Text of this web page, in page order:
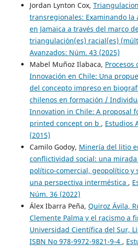
Jordan Lynton Cox,
transregionales: Examinando
en Jamaica a través del marco
triangulación(es) racial(es)
Avanzados: Núm. 43 (2025)
Mabel Muñoz Ilabaca,
Innovación en Chile: Una
del concepto impreso en
chilenos en formación /
Innovation in Chile: A proposal
printed concept on b , Estudios
(2015)
Camilo Godoy, Minería del litio
conflictividad social: una
político-comercial, geopolítico y
una perspectiva interméstica ,
Núm. 36 (2022)
Álex Ibarra Peña, Quiroz Ávila,
Clemente Palma y el racismo a
Universidad Científica del Sur,
ISBN No 978-9972-9821-9-4 ,